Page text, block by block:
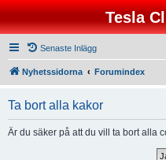
Tesla
Senaste Inlägg
Nyhetssidorna Forumindex
Ta bort alla kakor
Är du säker på att du vill ta bort alla